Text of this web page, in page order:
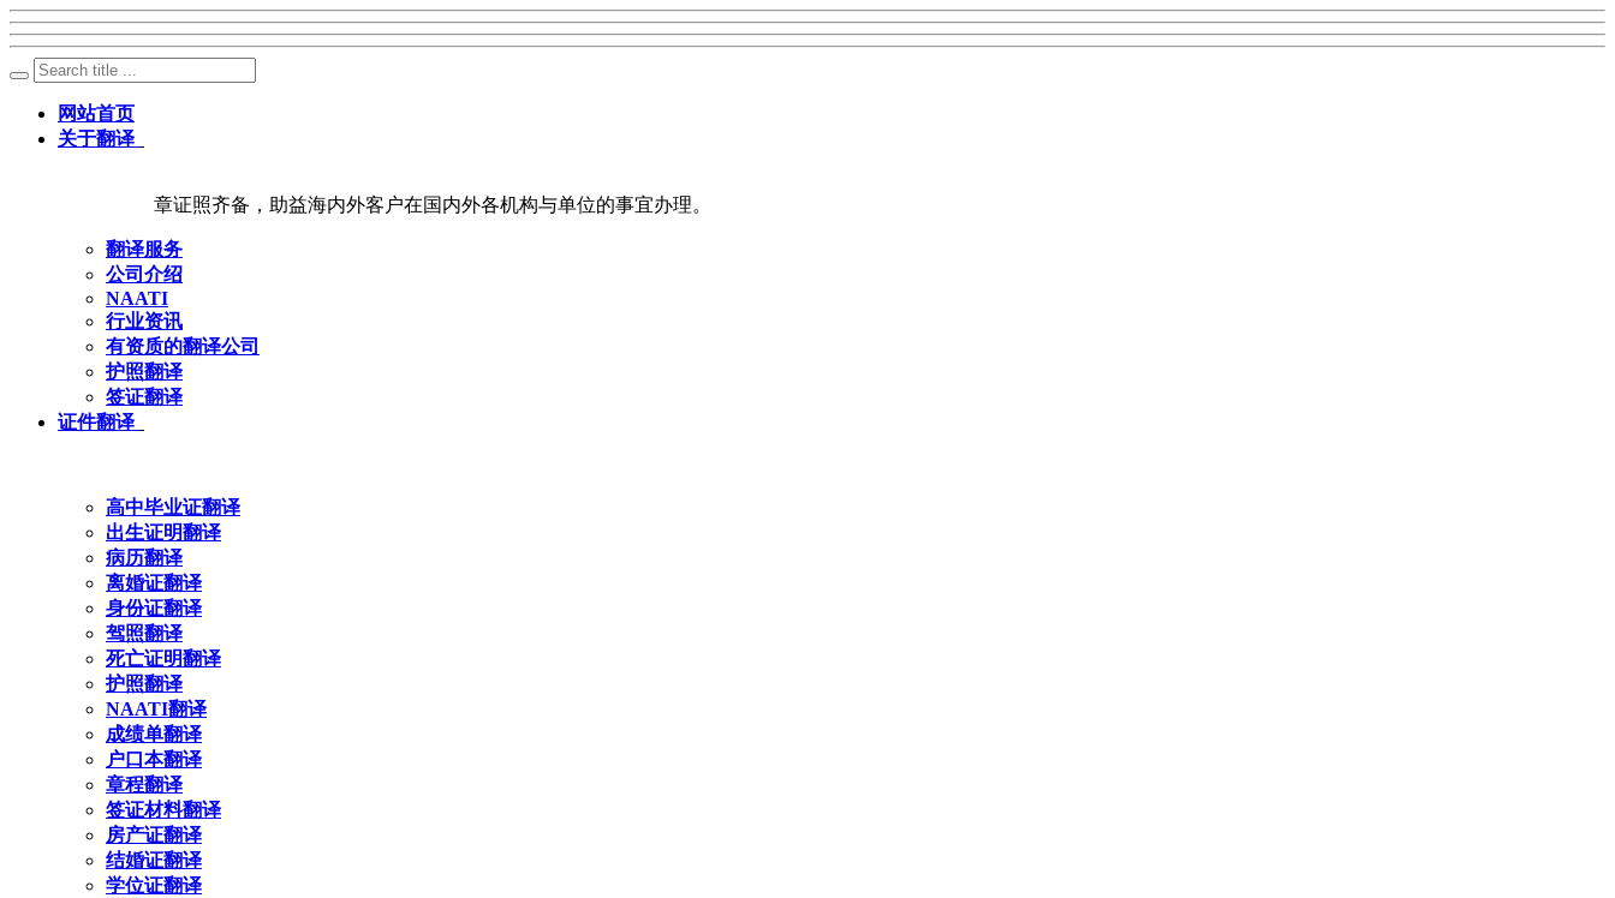
网站首页
关于翻译
章证照齐备，助益海内外客户在国内外各机构与单位的事宜办理。
翻译服务
公司介绍
NAATI
行业资讯
有资质的翻译公司
护照翻译
签证翻译
证件翻译
高中毕业证翻译
出生证明翻译
病历翻译
离婚证翻译
身份证翻译
驾照翻译
死亡证明翻译
护照翻译
NAATI翻译
成绩单翻译
户口本翻译
章程翻译
签证材料翻译
房产证翻译
结婚证翻译
学位证翻译